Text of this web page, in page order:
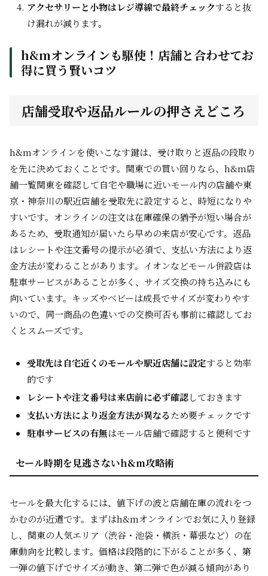
アクセサリーと小物はレジ導線で最終チェックすると抜
け漏れが減ります。
h&mオンラインも駆使！店舗と合わせてお
得に買う賢いコツ
店舗受取や返品ルールの押さえどころ
h&mオンラインを使いこなす鍵は、受け取りと返品の段取り
を先に決めておくことです。関東での買い回りなら、h&m店
舗一覧関東を確認して自宅や職場に近いモール内の店舗や東
京・神奈川の駅近店舗を受取先に設定すると、時短になりや
すいです。オンラインの注文は在庫確保の猶予が短い場合が
あるため、受取通知が届いたら早めの来店が安心です。返品
はレシートや注文番号の提示が必須で、支払い方法により返
金方法が変わることがあります。イオンなどモール併設店は
駐車サービスがあることが多く、サイズ交換の持ち込みにも
向いています。キッズやベビーは成長でサイズが変わりやす
いので、同一商品の色違いでの交換可否も事前に確認してお
くとスムーズです。
受取先は自宅近くのモールや駅近店舗に設定すると効率
的です
レシートや注文番号は来店前に必ず確認しておきます
支払い方法により返金方法が異なるため要チェックです
駐車サービスの有無はモール店舗で確認すると便利です
セール時期を見逃さないh&m攻略術
セールを最大化するには、値下げの波と店舗在庫の流れをつ
かむのが近道です。まずはh&mオンラインでお気に入り登録
し、関東の人気エリア（渋谷・池袋・横浜・幕張など）の在
庫動向を比較します。価格は段階的に下がることが多く、第
一弾の値下げでサイズが動き、第二弾で色が減る傾向があり